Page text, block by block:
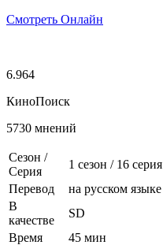
Смотреть Онлайн
6.964
КиноПоиск
5730 мнений
Сезон /
Серия
1 сезон / 16 серия
Перевод
на русском языке
В
качестве
SD
Время
45 мин